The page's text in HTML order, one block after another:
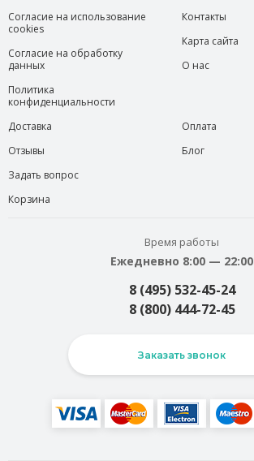
Согласие на использование
cookies
Согласие на обработку
данных
Политика
конфиденциальности
Контакты
Карта сайта
О нас
Доставка
Отзывы
Задать вопрос
Корзина
Оплата
Блог
Время работы
Ежедневно 8:00 — 22:00
8 (495) 532-45-24
8 (800) 444-72-45
Заказать звонок